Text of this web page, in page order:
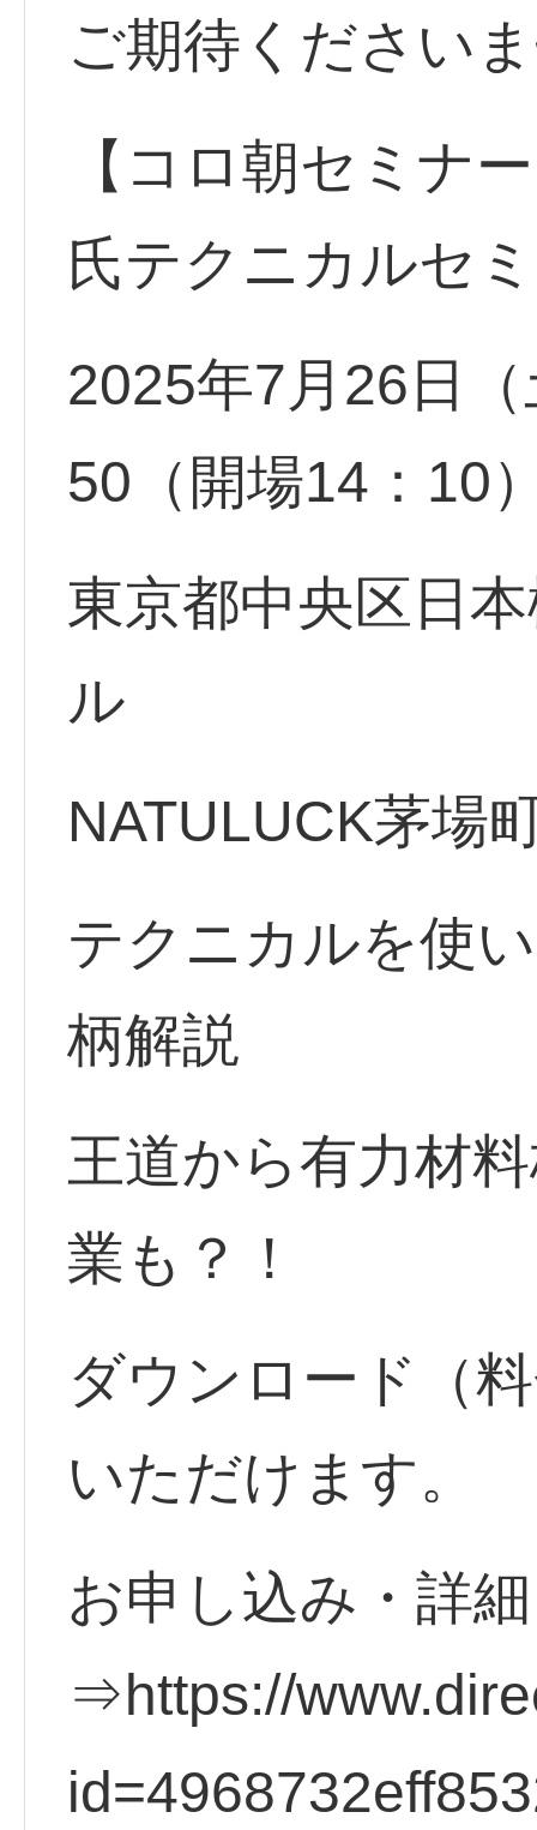
ご期待ください
【コロ朝セミナ
氏テクニカルセ
2025年7月26日
50（開場14：10
東京都中央区日
ル
NATULUCK茅場
テクニカルを使
柄解説
王道から有力材
業も？！
ダウンロード（
いただけます。
お申し込み・詳細
⇒https://